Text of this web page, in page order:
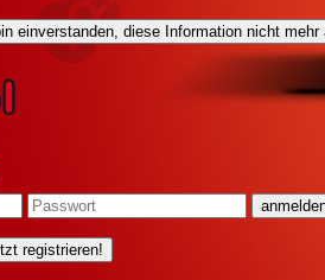
einverstanden, diese Information nicht mehr
registrieren!